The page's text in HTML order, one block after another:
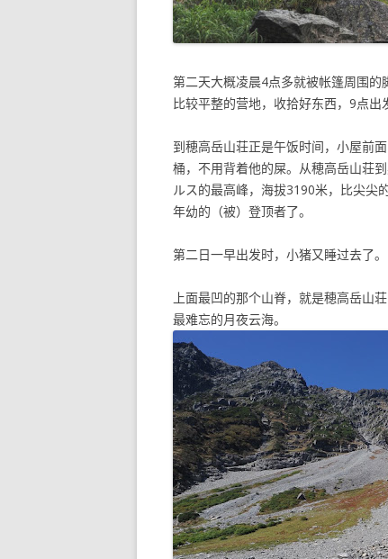
第二天大概凌晨4点多就被帐篷周围
比较平整的营地，收拾好东西，9点出
到穂高岳山荘正是午饭时间，小屋前
桶，不用背着他的屎。从穂高岳山荘
ルス的最高峰，海拔3190米，比尖尖
年幼的（被）登顶者了。
第二日一早出发时，小猪又睡过去了。
上面最凹的那个山脊，就是穂高岳山
最难忘的月夜云海。